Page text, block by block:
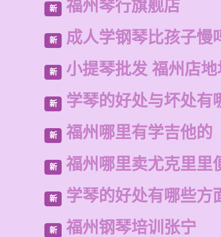
新 福州琴行旗舰店
新 成人学钢琴比孩子慢
新 小提琴批发 福州店
新 学琴的好处与坏处有
新 福州哪里有学吉他的
新 福州哪里卖尤克里里
新 学琴的好处有哪些方
新 福州钢琴培训张宁